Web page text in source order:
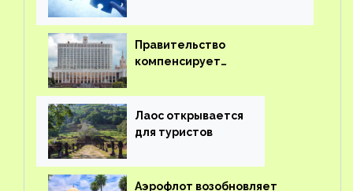
Правительство
компенсирует
вывоз россиян из-за рубежа
Лаос открывается
для туристов
Аэрофлот возобновляет